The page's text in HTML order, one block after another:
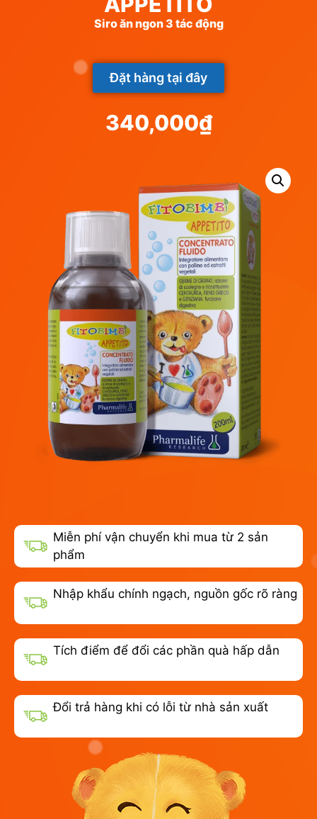
Siro ăn ngon 3 tác động
Đặt hàng tại đây
340,000₫
Miễn phí vận chuyển khi mua từ 2 sản
phẩm
Nhập khẩu chính ngạch, nguồn gốc rõ ràng
Tích điểm để đổi các phần quà hấp dẫn
Đổi trả hàng khi có lỗi từ nhà sản xuất